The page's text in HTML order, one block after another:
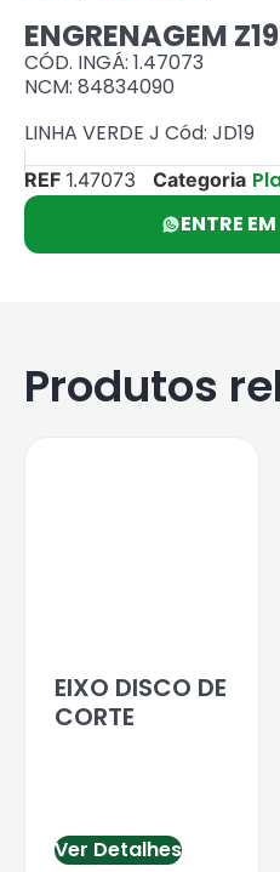
ENGRENAGEM
CÓD. INGÁ: 1.47073
NCM: 84834090
LINHA VERDE J Cód: JD19
REF 1.47073 Categoria
ENTRE
Produtos
EIXO DISCO DE
CORTE
Ver Detalhes